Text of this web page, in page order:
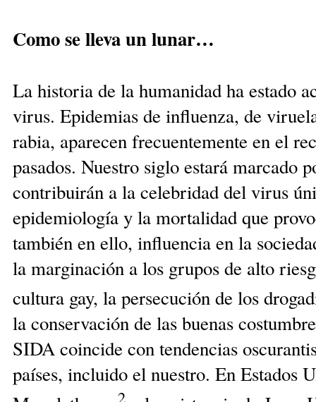
Como se lleva un lunar…
La historia de la humanidad ha estado
virus. Epidemias de influenza, de
rabia, aparecen frecuentemente en el
pasados. Nuestro siglo estará marcado
contribuirán a la celebridad del virus
epidemiología y la mortalidad que
también en ello, influencia en la
la marginación a los grupos de alto
cultura gay, la persecución de los
la conservación de las buenas
SIDA coincide con tendencias
países, incluido el nuestro. En Estados
2